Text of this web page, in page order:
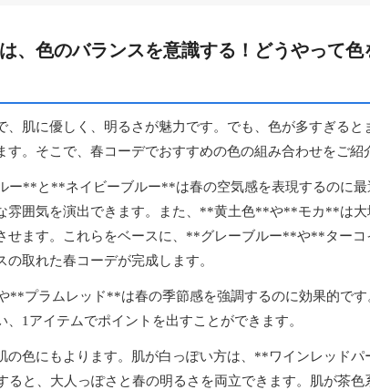
、色のバランスを意識する！どうやって色
、肌に優しく、明るさが魅力です。でも、色が多すぎると
す。そこで、春コーデでおすすめの色の組み合わせをご紹
ー**と**ネイビーブルー**は春の空気感を表現するのに最
雰囲気を演出できます。また、**黄土色**や**モカ**は大
せます。これらをベースに、**グレーブルー**や**ター
の取れた春コーデが完成します。
**プラムレッド**は春の季節感を強調するのに効果的です
、1アイテムでポイントを出すことができます。
の色にもよります。肌が白っぽい方は、**ワインレッド
ると、大人っぽさと春の明るさを両立できます。肌が茶色